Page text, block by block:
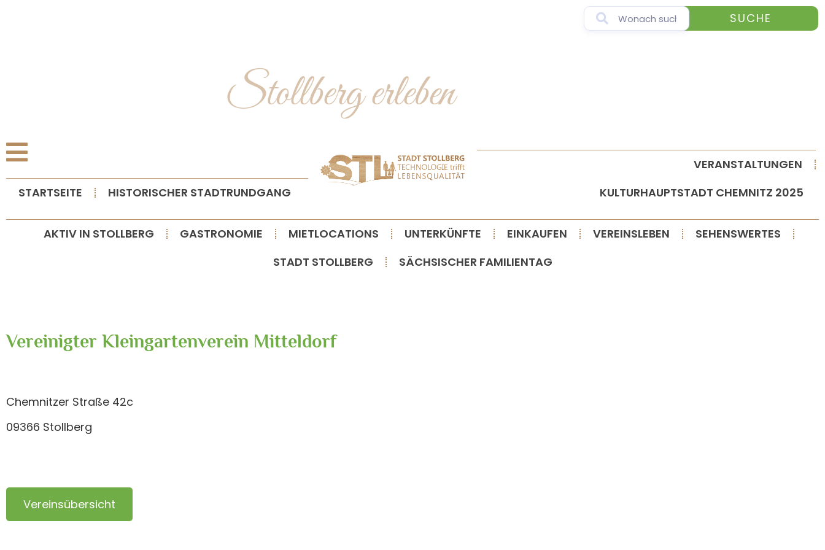
SUCHE
Stollbergerleben
STARTSEITE HISTORISCHER STADTRUNDGANG
VERANSTALTUNGEN
KULTURHAUPTSTADT CHEMNITZ 2025
AKTIV IN STOLLBERG GASTRONOMIE MIETLOCATIONS UNTERKÜNFTE EINKAUFEN VEREINSLEBEN
SEHENSWERTES
STADT STOLLBERG
SÄCHSISCHER FAMILIENTAG
Vereinigter Kleingartenverein Mitteldorf
Chemnitzer Straße 42c
09366 Stollberg
Vereinsübersicht